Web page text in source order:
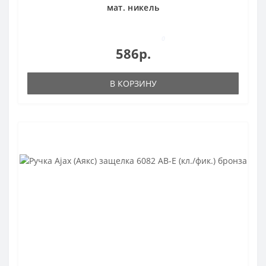
мат. никель
586р.
В КОРЗИНУ